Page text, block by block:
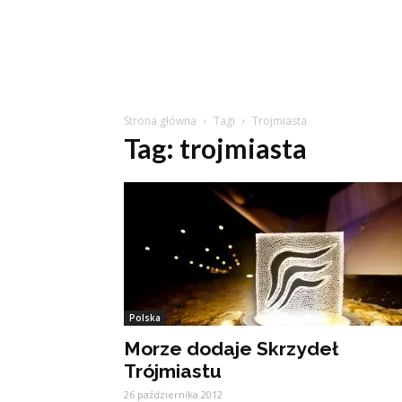
Strona główna Tagi Trojmiasta
Tag: trojmiasta
Polska
Morze dodaje Skrzydeł
Trójmiastu
26 października 2012